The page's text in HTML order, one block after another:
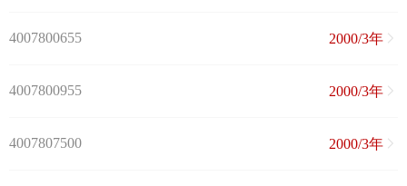
4007800655 2000/3年
4007800955 2000/3年
4007807500 2000/3年